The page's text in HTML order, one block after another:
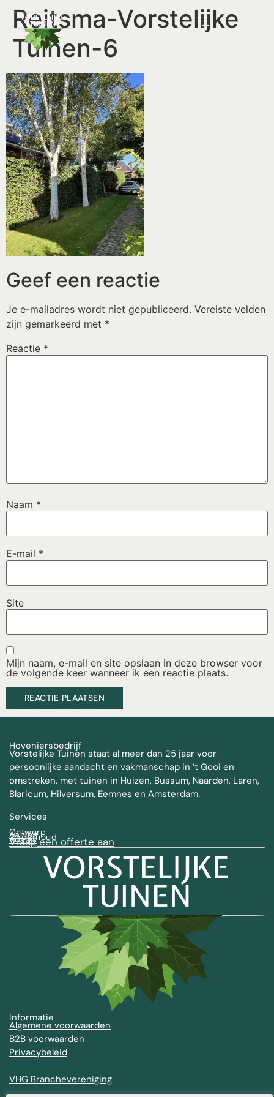
Reitsma-Vorstelijke
Tuinen-6
Geef een reactie
Je e-mailadres wordt niet gepubliceerd. Vereiste velden
zijn gemarkeerd met *
Reactie *
Naam *
E-mail *
Site
Mijn naam, e-mail en site opslaan in deze browser voor
de volgende keer wanneer ik een reactie plaats.
Hoveniersbedrijf
Vorstelijke Tuinen staat al meer dan 25 jaar voor
persoonlijke aandacht en vakmanschap in ’t Gooi en
omstreken, met tuinen in Huizen, Bussum, Naarden, Laren,
Blaricum, Hilversum, Eemnes en Amsterdam.
Services
Ontwerp
Aanleg
Onderhoud
Advies
Vraag een offerte aan
Informatie
Algemene voorwaarden
B2B voorwaarden
Privacybeleid
VHG Branchevereniging